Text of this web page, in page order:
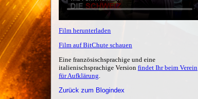
Film herunterladen
Film auf BitChute schauen
Eine französischsprachige und eine
italienischsprachige Version findet Ihr beim Verein
für Aufklärung.
Zurück zum Blogindex